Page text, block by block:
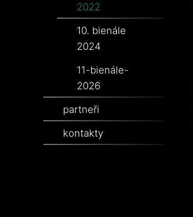
2022
10. bienále
2024
11-bienále-
2026
partneři
kontakty